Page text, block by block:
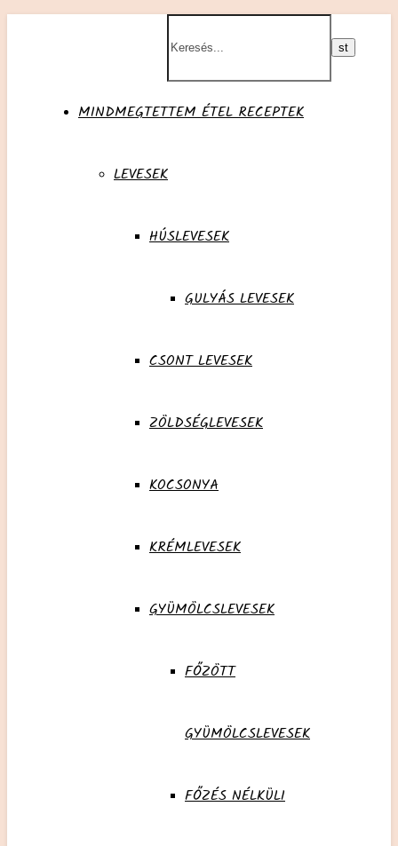
MINDMEGTETTEM ÉTEL RECEPTEK
LEVESEK
HÚSLEVESEK
GULYÁS LEVESEK
CSONT LEVESEK
ZÖLDSÉGLEVESEK
KOCSONYA
KRÉMLEVESEK
GYÜMÖLCSLEVESEK
FŐZÖTT
GYÜMÖLCSLEVESEK
FŐZÉS NÉLKÜLI